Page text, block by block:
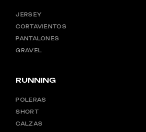
JERSEY
CORTAVIENTOS
PANTALONES
GRAVEL
RUNNING
POLERAS
SHORT
CALZAS